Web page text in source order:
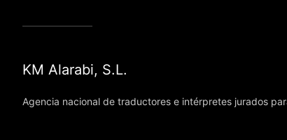
KM Alarabi, S.L.
Agencia nacional de traductores e intérpretes jurados